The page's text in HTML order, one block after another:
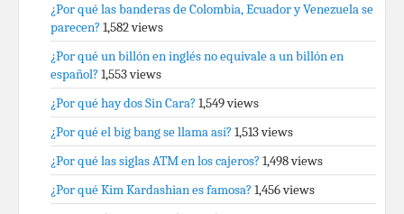
¿Por qué las banderas de Colombia, Ecuador y Venezuela se
parecen? 1,582 views
¿Por qué un billón en inglés no equivale a un billón en
español? 1,553 views
¿Por qué hay dos Sin Cara? 1,549 views
¿Por qué el big bang se llama así? 1,513 views
¿Por qué las siglas ATM en los cajeros? 1,498 views
¿Por qué Kim Kardashian es famosa? 1,456 views